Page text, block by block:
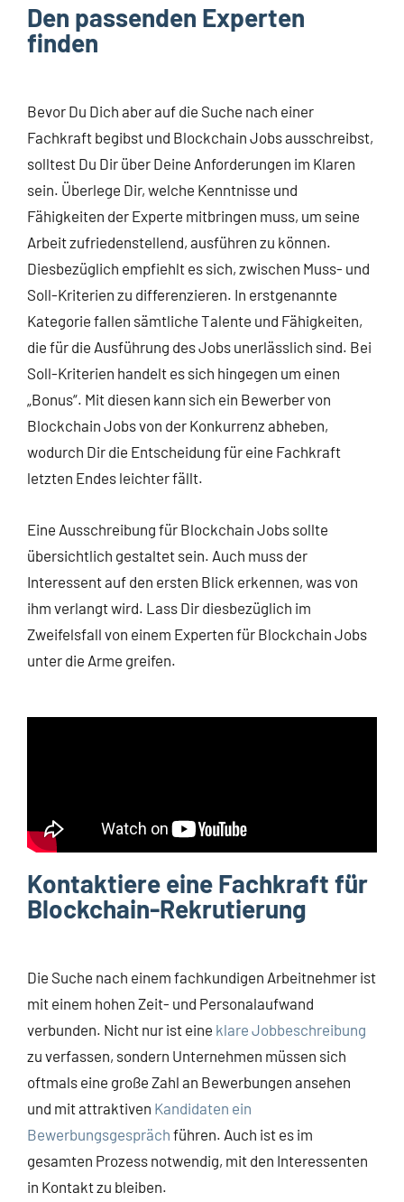
Den passenden Experten
finden
Bevor Du Dich aber auf die Suche nach einer
Fachkraft begibst und Blockchain Jobs ausschreibst,
solltest Du Dir über Deine Anforderungen im Klaren
sein. Überlege Dir, welche Kenntnisse und
Fähigkeiten der Experte mitbringen muss, um seine
Arbeit zufriedenstellend, ausführen zu können.
Diesbezüglich empfiehlt es sich, zwischen Muss- und
Soll-Kriterien zu differenzieren. In erstgenannte
Kategorie fallen sämtliche Talente und Fähigkeiten,
die für die Ausführung des Jobs unerlässlich sind. Bei
Soll-Kriterien handelt es sich hingegen um einen
„Bonus“. Mit diesen kann sich ein Bewerber von
Blockchain Jobs von der Konkurrenz abheben,
wodurch Dir die Entscheidung für eine Fachkraft
letzten Endes leichter fällt.
Eine Ausschreibung für Blockchain Jobs sollte
übersichtlich gestaltet sein. Auch muss der
Interessent auf den ersten Blick erkennen, was von
ihm verlangt wird. Lass Dir diesbezüglich im
Zweifelsfall von einem Experten für Blockchain Jobs
unter die Arme greifen.
Kontaktiere eine Fachkraft für
Blockchain-Rekrutierung
Die Suche nach einem fachkundigen Arbeitnehmer ist
mit einem hohen Zeit- und Personalaufwand
verbunden. Nicht nur ist eine klare Jobbeschreibung
zu verfassen, sondern Unternehmen müssen sich
oftmals eine große Zahl an Bewerbungen ansehen
und mit attraktiven Kandidaten ein
Bewerbungsgespräch führen. Auch ist es im
gesamten Prozess notwendig, mit den Interessenten
in Kontakt zu bleiben.